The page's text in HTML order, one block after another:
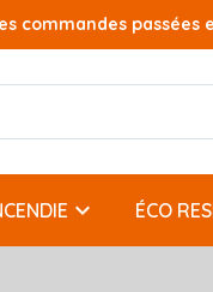
Les commandes
keyboard_arrow_down ÉCO